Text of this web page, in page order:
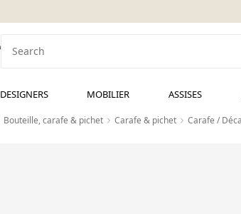
DESIGNERS MOBILIER ASSISES
Bouteille, carafe & pichet Carafe & pichet Carafe /